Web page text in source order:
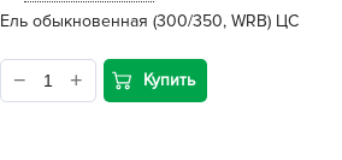
Ель обыкновенная (300/350, WRB) ЦС
Купить